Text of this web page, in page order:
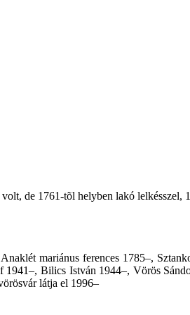
de 1761-tõl helyben lakó lelkésszel,
mariánus ferences 1785–,
Bilics István 1944–, Vörös
látja el 1996–